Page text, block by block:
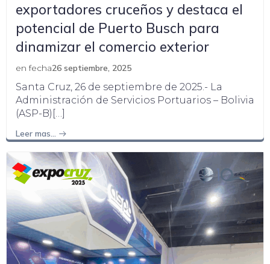
exportadores cruceños y destaca el
potencial de Puerto Busch para
dinamizar el comercio exterior
en fecha26 septiembre, 2025
Santa Cruz, 26 de septiembre de 2025.- La
Administración de Servicios Portuarios – Bolivia
(ASP-B)[…]
Leer mas…